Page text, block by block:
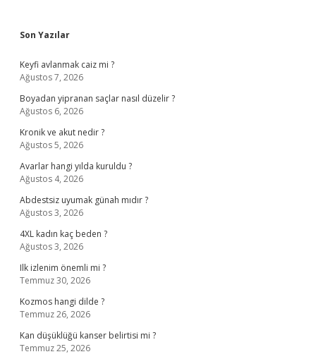
Sidebar
Son Yazılar
Keyfi avlanmak caiz mi ?
Ağustos 7, 2026
Boyadan yipranan saçlar nasıl düzelir ?
Ağustos 6, 2026
Kronik ve akut nedir ?
Ağustos 5, 2026
Avarlar hangi yılda kuruldu ?
Ağustos 4, 2026
Abdestsiz uyumak günah mıdır ?
Ağustos 3, 2026
4XL kadın kaç beden ?
Ağustos 3, 2026
Ilk izlenim önemli mi ?
Temmuz 30, 2026
Kozmos hangi dilde ?
Temmuz 26, 2026
Kan düşüklüğü kanser belirtisi mi ?
Temmuz 25, 2026